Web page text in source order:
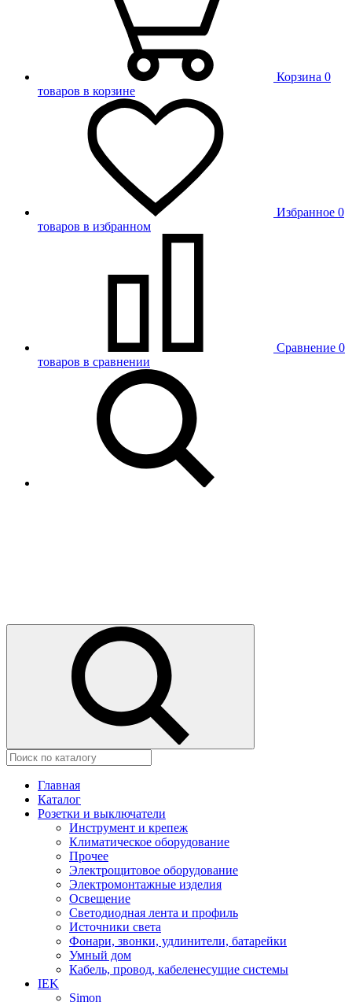
Корзина 0
товаров в корзине
Избранное 0
товаров в избранном
Сравнение 0
товаров в сравнении
Главная
Каталог
Розетки и выключатели
Инструмент и крепеж
Климатическое оборудование
Прочее
Электрощитовое оборудование
Электромонтажные изделия
Освещение
Светодиодная лента и профиль
Источники света
Фонари, звонки, удлинители, батарейки
Умный дом
Кабель, провод, кабеленесущие системы
IEK
Simon